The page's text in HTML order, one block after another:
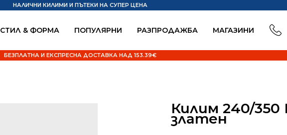
СТИЛ & ФОРМА ПОПУЛЯРНИ РАЗПРОДАЖБА MАГАЗИНИ
НАЛИЧНИ КИЛИМИ И ПЪТЕКИ НА СУПЕР ЦЕНА
БЕЗПЛАТНА И ЕКСПРЕСНА ДОСТАВКА НАД 153.39€
Килим 240/350
златен